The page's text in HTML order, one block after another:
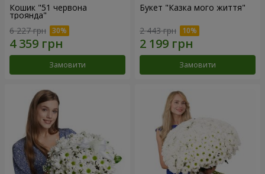
Кошик "51 червона
троянда"
6 227 грн
Замовити
Букет "Казка мого життя"
2 443 грн
Замовити